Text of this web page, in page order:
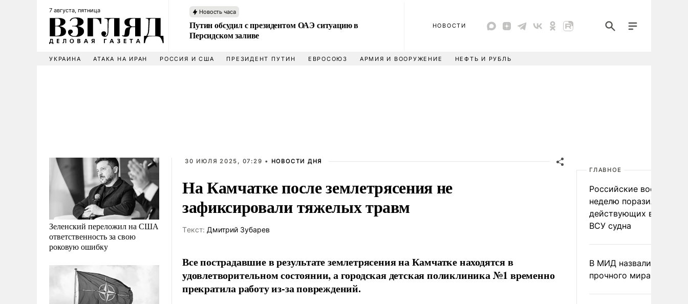
7 августа, пятница Новость часа
Путин обсудил с президентом ОАЭ ситуацию в
Персидском заливе
НОВОСТИ
УКРАИНА АТАКА НА ИРАН РОССИЯ И США ПРЕЗИДЕНТ ПУТИН ЕВРОСОЮЗ АРМИЯ И ВООРУЖЕНИЕ НЕФТЬ И РУБЛЬ
Зеленский переложил на США
ответственность за свою
роковую ошибку
30 ИЮЛЯ 2025, 07:29 • НОВОСТИ ДНЯ
На Камчатке после землетрясения не
зафиксировали тяжелых травм
Tекст: Дмитрий Зубарев
Все пострадавшие в результате землетрясения на Камчатке находятся в
удовлетворительном состоянии, а городская детская поликлиника №1 временно
прекратила работу из-за повреждений.
ГЛАВНОЕ
Российские военные за
неделю поразили 34
действующих в
ВСУ судна
В МИД назвали условия
прочного мира на